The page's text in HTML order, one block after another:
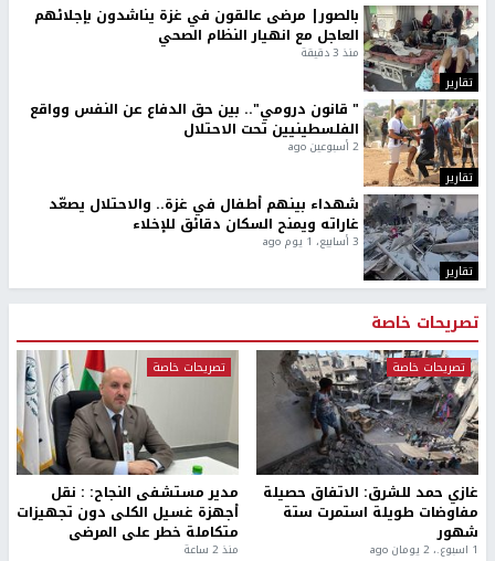
تقارير
بالصور| مرضى عالقون في غزة يناشدون بإجلائهم
العاجل مع انهيار النظام الصحي
منذ 3 دقيقة
تقارير
" قانون درومي".. بين حق الدفاع عن النفس وواقع
الفلسطينيين تحت الاحتلال
2 أسبوعين ago
تقارير
شهداء بينهم أطفال في غزة.. والاحتلال يصعّد
غاراته ويمنح السكان دقائق للإخلاء
3 أسابيع، 1 يوم ago
تصريحات خاصة
تصريحات خاصة
غازي حمد للشرق: الاتفاق حصيلة
مفاوضات طويلة استمرت ستة
شهور
1 اسبوع.، 2 يومان ago
تصريحات خاصة
مدير مستشفى النجاح: : نقل
أجهزة غسيل الكلى دون تجهيزات
متكاملة خطر على المرضى
منذ 2 ساعة